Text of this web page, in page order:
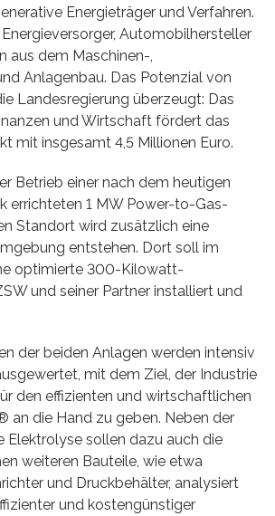
Energieträger und Verfahren.
Automobilhersteller
aus dem Maschinen-,
Anlagenbau. Das Potenzial von
Landesregierung überzeugt: Das
und Wirtschaft fördert das
mit insgesamt 4,5 Millionen Euro.
Betrieb einer nach dem heutigen
errichteten 1 MW Power-to-Gas-
Standort wird zusätzlich eine
entstehen. Dort soll im
optimierte 300-Kilowatt-
und seiner Partner installiert und
der beiden Anlagen werden intensiv
mit dem Ziel, der Industrie
den effizienten und wirtschaftlichen
an die Hand zu geben. Neben der
Elektrolyse sollen dazu auch die
weiteren Bauteile, wie etwa
und Druckbehälter, analysiert
und kostengünstiger